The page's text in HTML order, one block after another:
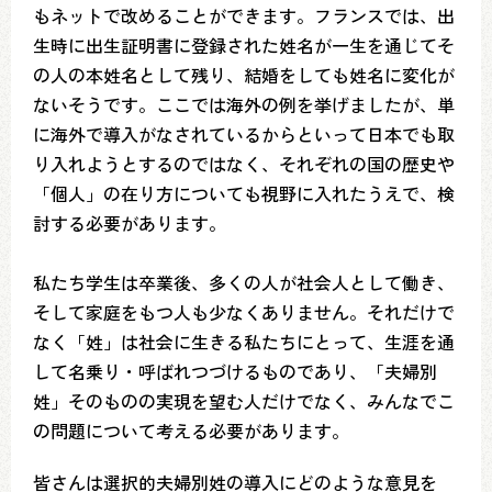
もネットで改めることができます。フランスでは、出
生時に出生証明書に登録された姓名が一生を通じてそ
の人の本姓名として残り、結婚をしても姓名に変化が
ないそうです。ここでは海外の例を挙げましたが、単
に海外で導入がなされているからといって日本でも取
り入れようとするのではなく、それぞれの国の歴史や
「個人」の在り方についても視野に入れたうえで、検
討する必要があります。
私たち学生は卒業後、多くの人が社会人として働き、
そして家庭をもつ人も少なくありません。それだけで
なく「姓」は社会に生きる私たちにとって、生涯を通
して名乗り・呼ばれつづけるものであり、「夫婦別
姓」そのものの実現を望む人だけでなく、みんなでこ
の問題について考える必要があります。
皆さんは選択的夫婦別姓の導入にどのような意見を